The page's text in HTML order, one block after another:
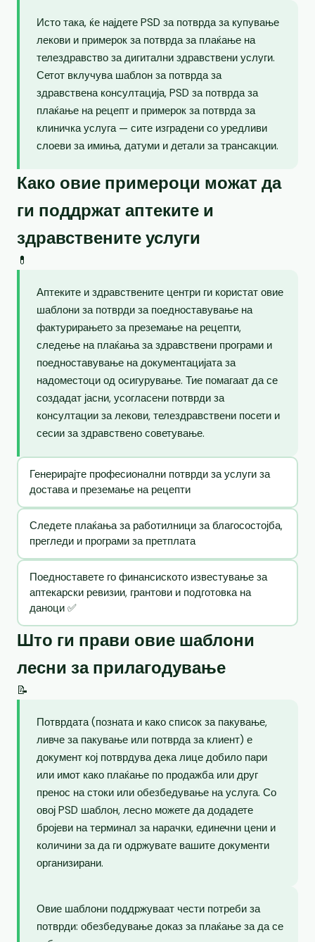
Исто така, ќе најдете PSD за потврда за купување
лекови и примерок за потврда за плаќање на
телездравство за дигитални здравствени услуги.
Сетот вклучува шаблон за потврда за
здравствена консултација, PSD за потврда за
плаќање на рецепт и примерок за потврда за
клиничка услуга — сите изградени со уредливи
слоеви за имиња, датуми и детали за трансакции.
Како овие примероци можат да
ги поддржат аптеките и
здравствените услуги
💊
Аптеките и здравствените центри ги користат овие
шаблони за потврди за поедноставување на
фактурирањето за преземање на рецепти,
следење на плаќања за здравствени програми и
поедноставување на документацијата за
надоместоци од осигурување. Тие помагаат да се
создадат јасни, усогласени потврди за
консултации за лекови, телездравствени посети и
сесии за здравствено советување.
Генерирајте професионални потврди за услуги за
достава и преземање на рецепти
Следете плаќања за работилници за благосостојба,
прегледи и програми за претплата
Поедноставете го финансиското известување за
аптекарски ревизии, грантови и подготовка на
даноци ✅
Што ги прави овие шаблони
лесни за прилагодување
📝
Потврдата (позната и како список за пакување,
ливче за пакување или потврда за клиент) е
документ кој потврдува дека лице добило пари
или имот како плаќање по продажба или друг
пренос на стоки или обезбедување на услуга. Со
овој PSD шаблон, лесно можете да додадете
бројеви на терминал за нарачки, единечни цени и
количини за да ги одржувате вашите документи
организирани.
Овие шаблони поддржуваат чести потреби за
потврди: обезбедување доказ за плаќање за да се